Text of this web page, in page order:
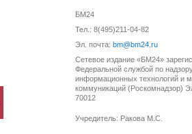
БМ24
Тел.: 8(495)211-04-82
Эл. почта: bm@bm24.ru
Сетевое издание «БМ24»
Федеральной службой по
информационных технологий и
коммуникаций (Роскомнадзор)
70012
Учредитель: Ракова М.С.